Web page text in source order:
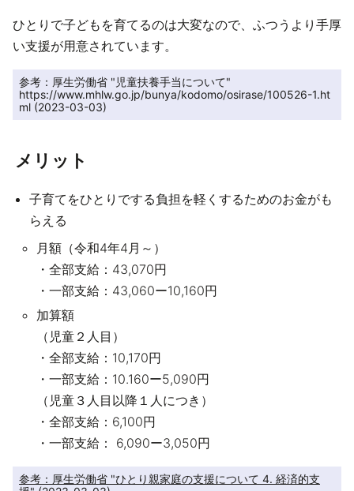
ひとりで子どもを育てるのは大変なので、ふつうより手厚
い支援が用意されています。
参考：厚生労働省 "児童扶養手当について"
https://www.mhlw.go.jp/bunya/kodomo/osirase/100526-1.ht
ml (2023-03-03)
メリット
子育てをひとりでする負担を軽くするためのお金がも
らえる
月額（令和4年4月～）
・全部支給：43,070円
・一部支給：43,060ー10,160円
加算額
（児童２人目）
・全部支給：10,170円
・一部支給：10.160ー5,090円
（児童３人目以降１人につき）
・全部支給：6,100円
・一部支給： 6,090ー3,050円
参考：厚生労働省 "ひとり親家庭の支援について 4. 経済的支